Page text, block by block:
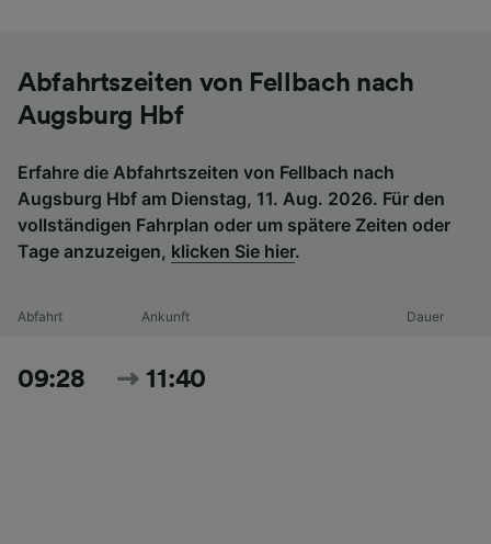
Abfahrtszeiten von Fellbach nach
Augsburg Hbf
Erfahre die Abfahrtszeiten von Fellbach nach
Augsburg Hbf am Dienstag, 11. Aug. 2026. Für den
vollständigen Fahrplan oder um spätere Zeiten oder
Tage anzuzeigen, klicken Sie hier.
Abfahrt Ankunft Dauer
09:28 11:40